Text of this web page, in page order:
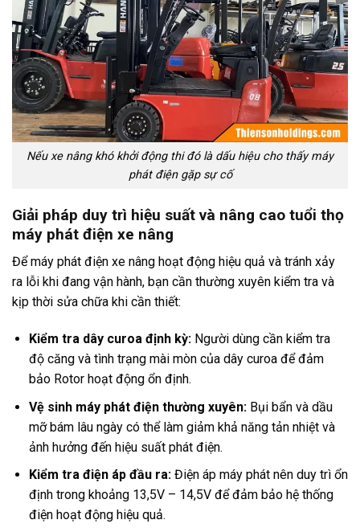
Nếu xe nâng khó khởi động thi đó là dấu hiệu cho thấy máy
phát điện gặp sự cố
Giải pháp duy trì hiệu suất và nâng cao tuổi thọ
máy phát điện xe nâng
Để máy phát điện xe nâng hoạt động hiệu quả và tránh xảy
ra lỗi khi đang vận hành, bạn cần thường xuyên kiểm tra và
kịp thời sửa chữa khi cần thiết:
Kiểm tra dây curoa định kỳ: Người dùng cần kiểm tra
độ căng và tình trạng mài mòn của dây curoa để đảm
bảo Rotor hoạt động ổn định.
Vệ sinh máy phát điện thường xuyên:Bụi bẩn và dầu
mỡ bám lâu ngày có thể làm giảm khả năng tản nhiệt và
ảnh hưởng đến hiệu suất phát điện.
Kiểm tra điện áp đầu ra: Điện áp máy phát nên duy trì ổn
định trong khoảng 13,5V – 14,5V để đảm bảo hệ thống
điện hoạt động hiệu quả.